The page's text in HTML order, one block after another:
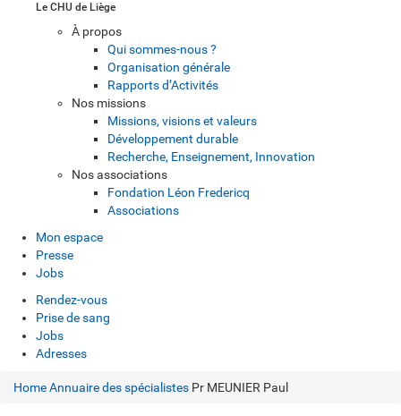
Le CHU de Liège
À propos
Qui sommes-nous ?
Organisation générale
Rapports d’Activités
Nos missions
Missions, visions et valeurs
Développement durable
Recherche, Enseignement, Innovation
Nos associations
Fondation Léon Fredericq
Associations
Mon espace
Presse
Jobs
Rendez-vous
Prise de sang
Jobs
Adresses
HomeAnnuaire des spécialistes Pr MEUNIER Paul